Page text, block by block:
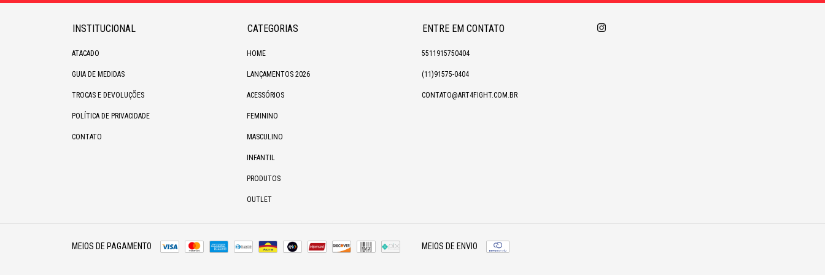
INSTITUCIONAL
ATACADO
GUIA DE MEDIDAS
TROCAS E DEVOLUÇÕES
POLÍTICA DE PRIVACIDADE
CONTATO
CATEGORIAS
HOME
LANÇAMENTOS 2026
ACESSÓRIOS
FEMININO
MASCULINO
INFANTIL
PRODUTOS
OUTLET
ENTRE EM CONTATO
5511915750404
(11)91575-0404
CONTATO@ART4FIGHT.COM.BR
MEIOS DE PAGAMENTO MEIOS DE ENVIO